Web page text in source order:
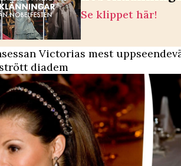
Se klippet här!
Victorias mest
diadem